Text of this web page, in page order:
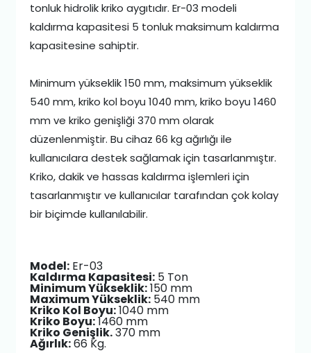
tonluk hidrolik kriko aygıtıdır. Er-03 modeli
kaldırma kapasitesi 5 tonluk maksimum kaldırma
kapasitesine sahiptir.
Minimum yükseklik 150 mm, maksimum yükseklik
540 mm, kriko kol boyu 1040 mm, kriko boyu 1460
mm ve kriko genişliği 370 mm olarak
düzenlenmiştir. Bu cihaz 66 kg ağırlığı ile
kullanıcılara destek sağlamak için tasarlanmıştır.
Kriko, dakik ve hassas kaldırma işlemleri için
tasarlanmıştır ve kullanıcılar tarafından çok kolay
bir biçimde kullanılabilir.
Model: Er-03
Kaldırma Kapasitesi: 5 Ton
Minimum Yükseklik:150 mm
Maximum Yükseklik: 540 mm
Kriko Kol Boyu:1040 mm
Kriko Boyu:1460 mm
Kriko Genişlik.370 mm
Ağırlık:66 Kg.